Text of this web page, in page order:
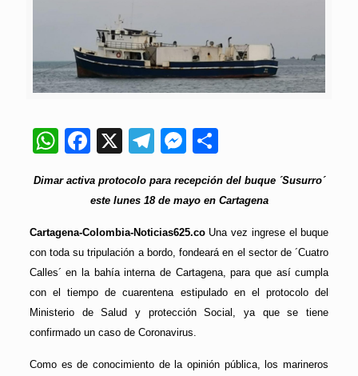
WhatsApp
Facebook
X Telegram
Messenger
Dimar activa protocolo para recepción del buque ´Susurro´
este lunes 18 de mayo en Cartagena
Cartagena-Colombia-Noticias625.coUna vez ingrese el buque
con toda su tripulación a bordo, fondeará en el sector de ´Cuatro
Calles´ en la bahía interna de Cartagena, para que así cumpla
con el tiempo de cuarentena estipulado en el protocolo del
Ministerio de Salud y protección Social, ya que se tiene
confirmado un caso de Coronavirus.
Como es de conocimiento de la opinión pública, los marineros